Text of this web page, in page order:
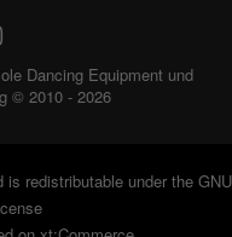
Dancing Equipment und
© 2010 - 2026
redistributable under the GNU